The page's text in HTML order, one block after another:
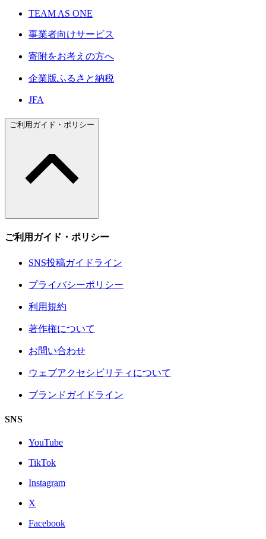
TEAM AS ONE
事業者向けサービス
寄附をお考えの方へ
企業版ふるさと納税
JFA
ご利用ガイド・ポリシー
ご利用ガイド・ポリシー
SNS投稿ガイドライン
プライバシーポリシー
利用規約
著作権について
お問い合わせ
ウェブアクセシビリティについて
ブランドガイドライン
SNS
YouTube
TikTok
Instagram
X
Facebook